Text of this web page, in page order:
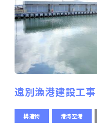
遠別漁港建設工事
構造物 港湾空港